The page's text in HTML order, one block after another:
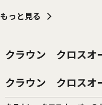
もっと見る
クラウン クロスオ
クラウン クロスオ